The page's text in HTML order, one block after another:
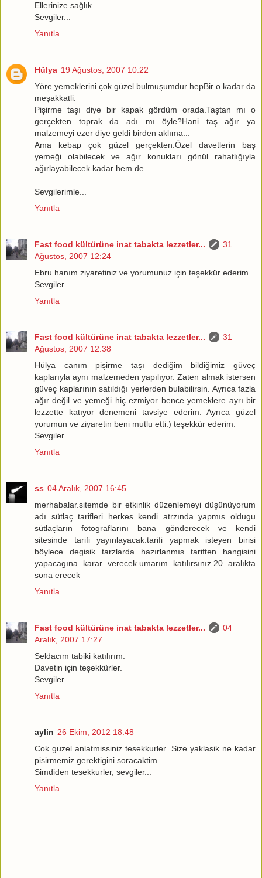
Ellerinize sağlık.
Sevgiler...
Yanıtla
Hülya 19 Ağustos, 2007 10:22
Yöre yemeklerini çok güzel bulmuşumdur hepBir o kadar da
meşakkatli.
Pişirme taşı diye bir kapak gördüm orada.Taştan mı o
gerçekten toprak da adı mı öyle?Hani taş ağır ya
malzemeyi ezer diye geldi birden aklıma...
Ama kebap çok güzel gerçekten.Özel davetlerin baş
yemeği olabilecek ve ağır konukları gönül rahatlığıyla
ağırlayabilecek kadar hem de....
Sevgilerimle...
Yanıtla
Fast food kültürüne inat tabakta lezzetler...
31
Ağustos, 2007 12:24
Ebru hanım ziyaretiniz ve yorumunuz için teşekkür ederim.
Sevgiler…
Yanıtla
Fast food kültürüne inat tabakta lezzetler...
31
Ağustos, 2007 12:38
Hülya canım pişirme taşı dediğim bildiğimiz güveç
kaplarıyla aynı malzemeden yapılıyor. Zaten almak istersen
güveç kaplarının satıldığı yerlerden bulabilirsin. Ayrıca fazla
ağır değil ve yemeği hiç ezmiyor bence yemeklere ayrı bir
lezzette katıyor denemeni tavsiye ederim. Ayrıca güzel
yorumun ve ziyaretin beni mutlu etti:) teşekkür ederim.
Sevgiler…
Yanıtla
ss 04 Aralık, 2007 16:45
merhabalar.sitemde bir etkinlik düzenlemeyi düşünüyorum
adı sütlaç tarifleri herkes kendi atrzında yapmıs oldugu
sütlaçların fotograflarını bana gönderecek ve kendi
sitesinde tarifi yayınlayacak.tarifi yapmak isteyen birisi
böylece degisik tarzlarda hazırlanmıs tariften hangisini
yapacagına karar verecek.umarım katılırsınız.20 aralıkta
sona erecek
Yanıtla
Fast food kültürüne inat tabakta lezzetler...
04
Aralık, 2007 17:27
Seldacım tabiki katılırım.
Davetin için teşekkürler.
Sevgiler...
Yanıtla
aylin 26 Ekim, 2012 18:48
Cok guzel anlatmissiniz tesekkurler. Size yaklasik ne kadar
pisirmemiz gerektigini soracaktim.
Simdiden tesekkurler, sevgiler...
Yanıtla